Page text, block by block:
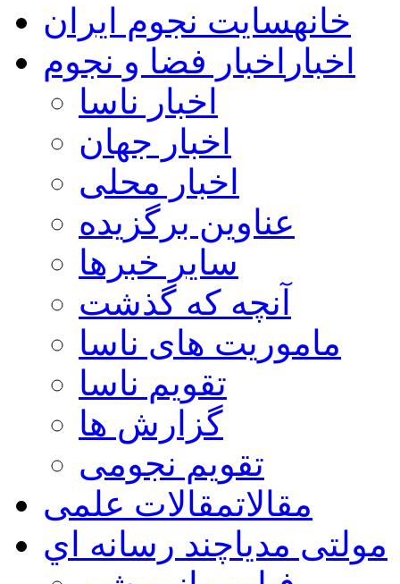
خانهسایت نجوم ایران
اخبار اخبار فضا و نجوم
اخبار ناسا
اخبار جهان
اخبار محلی
عناوین برگزیده
سایر خبرها
آنچه که گذشت
ماموریت های ناسا
تقویم ناسا
گزارش ها
تقویم نجومی
مقالاتمقالات علمی
مولتی مدیاچند رسانه اي